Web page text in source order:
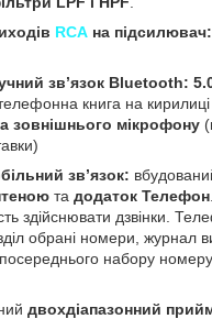
RCA на підсилювач:
зв’язок Bluetooth:
книга на
зовнішнього мікрофону
зв’язок:
та додаток Телефон
здійснювати дзвінки.
обрані номери, журнал
набору
двохдіапазонний